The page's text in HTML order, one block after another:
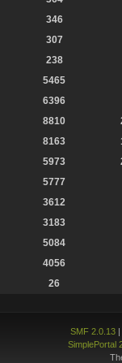
346
307
238
5465
6396
8810
8163
5973
5777
3612
3183
5084
4056
26
SMF 2.0.13|
SimplePortal